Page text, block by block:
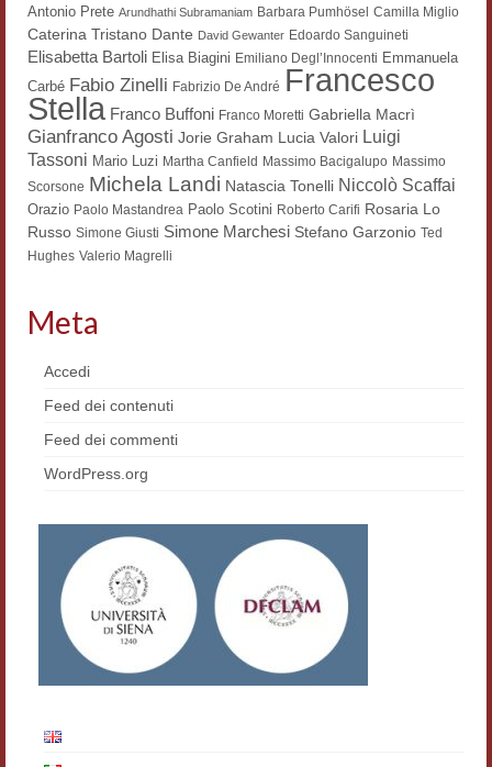
Hagiographica Coreana
Koreanische Literatur und Kultur
Scrittori latini dell’Europa medioevale
Testi Mediolatini
Altri volumi
Atti di convegno
Numeri
Indice 1986-2008
Sezioni bibliografiche
Saggi e testi online
Poesia inglese postcoloniale
Comitato scientifico
Antonio Prete Arundhathi Subramaniam Barbara Pumhösel Camilla Miglio
Caterina Tristano Dante David Gewanter Edoardo Sanguineti
Elisabetta Bartoli Elisa Biagini Emiliano Degl’Innocenti Emmanuela
Carbé Fabio Zinelli Fabrizio De André Francesco
Stella Franco Buffoni Franco Moretti Gabriella Macrì
Gianfranco Agosti Jorie Graham Lucia Valori Luigi
Tassoni Mario Luzi Martha Canfield Massimo Bacigalupo Massimo
Scorsone Michela Landi Natascia Tonelli Niccolò Scaffai
Orazio Paolo Mastandrea Paolo Scotini Roberto Carifi Rosaria Lo
Russo Simone Giusti Simone Marchesi Stefano Garzonio Ted
Hughes Valerio Magrelli
Meta
Accedi
Feed dei contenuti
Feed dei commenti
WordPress.org